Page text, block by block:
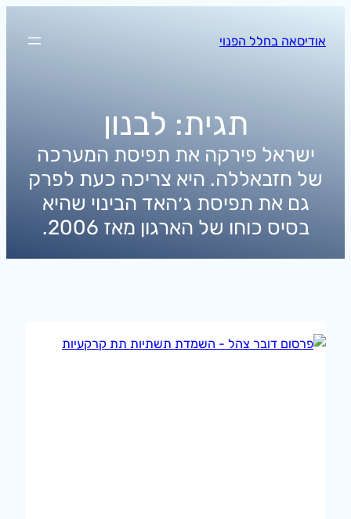
לתוכןאודיסאה בחלל הפנוי
תגית: לבנון
ישראל פירקה את תפיסת המערכה
של חזבאללה. היא צריכה כעת לפרק
גם את תפיסת ג׳האד הבינוי שהיא
בסיס כוחו של הארגון מאז 2006.